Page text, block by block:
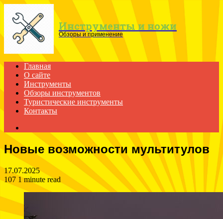
Menu
Инструменты и ножи
Обзоры и применение
Главная
О сайте
Инструменты
Обзоры инструментов
Туристические инструменты
Контакты
Новые возможности мультитулов
17.07.2025
107 1 minute read